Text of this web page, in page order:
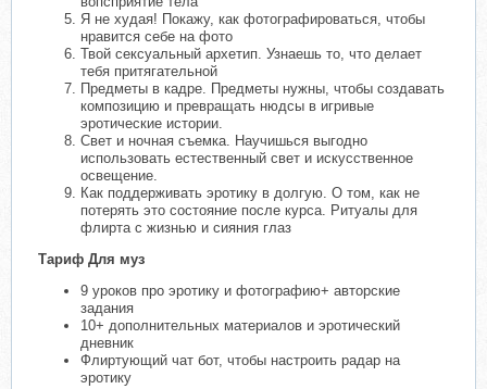
Я не худая! Покажу, как фотографироваться, чтобы
нравится себе на фото
Твой сексуальный архетип. Узнаешь то, что делает
тебя притягательной
Предметы в кадре. Предметы нужны, чтобы создавать
композицию и превращать нюдсы в игривые
эротические истории.
Свет и ночная съемка. Научишься выгодно
использовать естественный свет и искусственное
освещение.
Как поддерживать эротику в долгую. О том, как не
потерять это состояние после курса. Ритуалы для
флирта с жизнью и сияния глаз
Тариф Для муз
9 уроков про эротику и фотографию+ авторские
задания
10+ дополнительных материалов и эротический
дневник
Флиртующий чат бот, чтобы настроить радар на
эротику